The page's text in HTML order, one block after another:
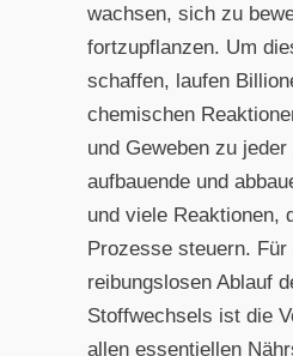
wachsen, sich zu
fortzupflanzen. Um
schaffen, laufen
chemischen
und Geweben zu
aufbauende und
und viele Reaktionen,
Prozesse steuern. Für
reibungslosen Ablauf
Stoffwechsels ist die
allen essentiellen